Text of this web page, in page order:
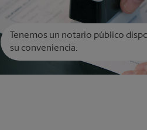
Tenemos un notario público
su conveniencia.